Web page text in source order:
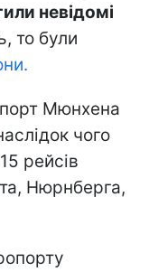
невідомі
то були
Мюнхена
чого
рейсів
Нюрнберга,